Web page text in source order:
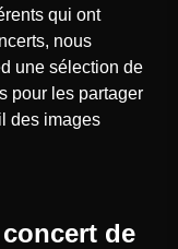
qui ont
nous
une sélection de
pour les partager
des images